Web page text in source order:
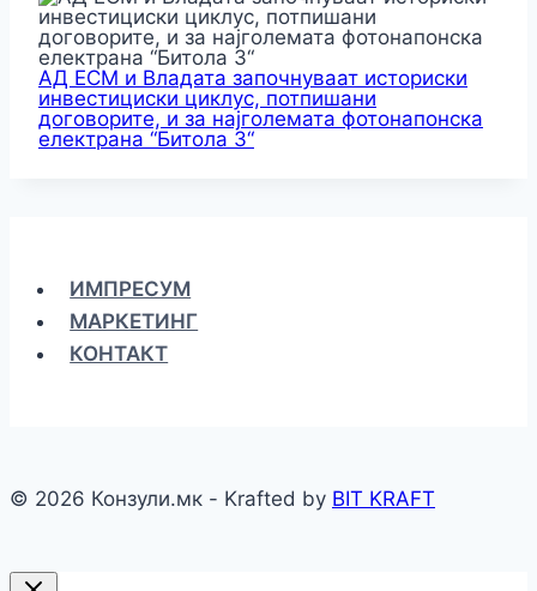
АД ЕСМ и Владата започнуваат историски
инвестициски циклус, потпишани
договорите, и за најголемата фотонапонска
електрана “Битола 3“
ИМПРЕСУМ
МАРКЕТИНГ
КОНТАКТ
© 2026 Конзули.мк - Krafted by BIT KRAFT